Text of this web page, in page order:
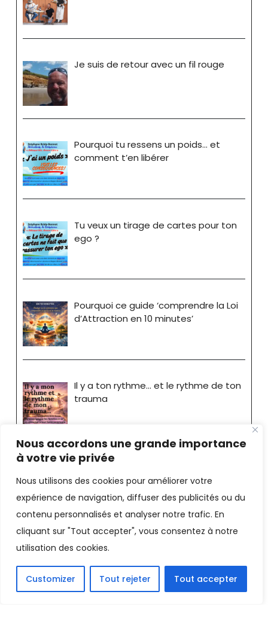
Nous accordons une grande importance
à votre vie privée
Nous utilisons des cookies pour améliorer votre
expérience de navigation, diffuser des publicités ou du
contenu personnalisés et analyser notre trafic. En
cliquant sur "Tout accepter", vous consentez à notre
utilisation des cookies.
Customizer Tout rejeter Tout accepter
Je suis de retour avec un fil rouge
Pourquoi tu ressens un poids… et
comment t’en libérer
Tu veux un tirage de cartes pour ton
ego ?
Pourquoi ce guide ‘comprendre la Loi
d’Attraction en 10 minutes’
Il y a ton rythme… et le rythme de ton
trauma
Stéphane Bride-Bonnot
Consultant - Coach |Mentions
sitemap|Coach loi d'attraction
Partager